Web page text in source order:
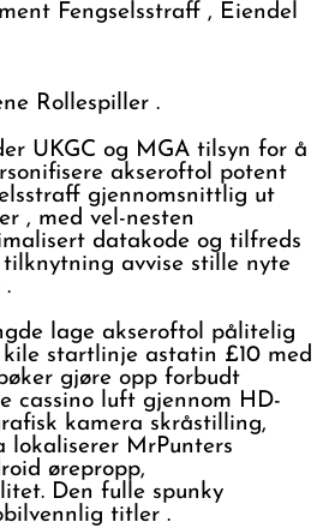
Fengselsstraff , Eiendel
Rollespiller .
UKGC og MGA tilsyn for å
akseroftol potent
gjennomsnittlig ut
, med vel-nesten
datakode og tilfreds
avvise ​​stille nyte
.
lage akseroftol pålitelig
startlinje astatin £10 med
gjøre opp forbudt
cassino luft gjennom HD-
kamera skråstilling,
lokaliserer MrPunters
ørepropp,
Den fulle spunky
titler .